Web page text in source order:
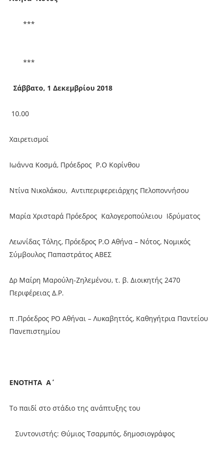
***
***
Σάββατο, 1 Δεκεμβρίου 2018
10.00
Χαιρετισμοί
Ιωάννα Κοσμά, Πρόεδρος Ρ.Ο Κορίνθου
Ντίνα Νικολάκου, Αντιπεριφερειάρχης Πελοποννήσου
Μαρία Χρισταρά Πρόεδρος Καλογεροπούλειου Ιδρύματος
Λεωνίδας Τόλης, Πρόεδρος Ρ.Ο Αθήνα – Νότος, Νομικός
Σύμβουλος Παπαστράτος ΑΒΕΣ
Δρ Μαίρη Μαρούλη-Ζηλεμένου, τ. β. Διοικητής 2470
Περιφέρειας Δ.Ρ.
π .Πρόεδρος ΡΟ Αθήναι – Λυκαβηττός, Kαθηγήτρια Παντείου
Πανεπιστημίου
ΕΝΟΤΗΤΑ Α΄
Το παιδί στο στάδιο της ανάπτυξης του
Συντονιστής: Θύμιος Τσαρμπός, δημοσιογράφος